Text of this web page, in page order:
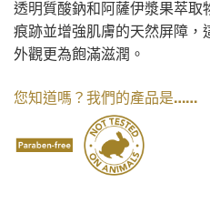
透明質酸鈉和阿薩伊漿果萃取
痕跡並增強肌膚的天然屏障，
外觀更為飽滿滋潤。
您知道嗎？ 我們的產品是……